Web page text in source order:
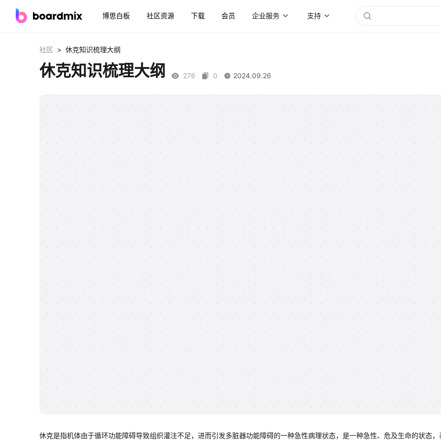
博思白板 社区资源 下载 会员 企业服务 支持
社区 > 休克知识梳理大纲
休克知识梳理大纲 276 0 2024.09.26
休克是指机体由于循环功能障碍导致组织灌注不足，进而引发多脏器功能障碍的一种急性病理状态，是一种急性、危及生命的状态，